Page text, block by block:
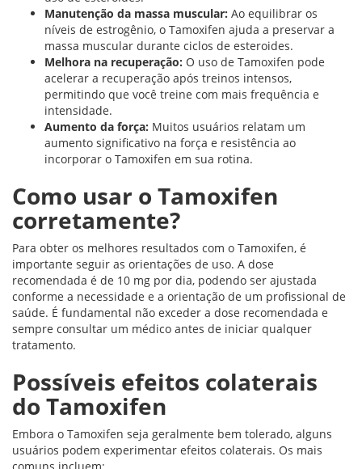
Manutenção da massa muscular: Ao equilibrar os
níveis de estrogênio, o Tamoxifen ajuda a preservar a
massa muscular durante ciclos de esteroides.
Melhora na recuperação: O uso de Tamoxifen pode
acelerar a recuperação após treinos intensos,
permitindo que você treine com mais frequência e
intensidade.
Aumento da força: Muitos usuários relatam um
aumento significativo na força e resistência ao
incorporar o Tamoxifen em sua rotina.
Como usar o Tamoxifen
corretamente?
Para obter os melhores resultados com o Tamoxifen, é
importante seguir as orientações de uso. A dose
recomendada é de 10 mg por dia, podendo ser ajustada
conforme a necessidade e a orientação de um profissional de
saúde. É fundamental não exceder a dose recomendada e
sempre consultar um médico antes de iniciar qualquer
tratamento.
Possíveis efeitos colaterais
do Tamoxifen
Embora o Tamoxifen seja geralmente bem tolerado, alguns
usuários podem experimentar efeitos colaterais. Os mais